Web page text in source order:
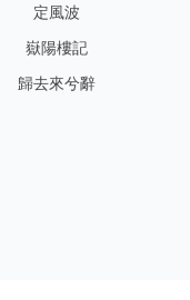
定風波
嶽陽樓記
歸去來兮辭